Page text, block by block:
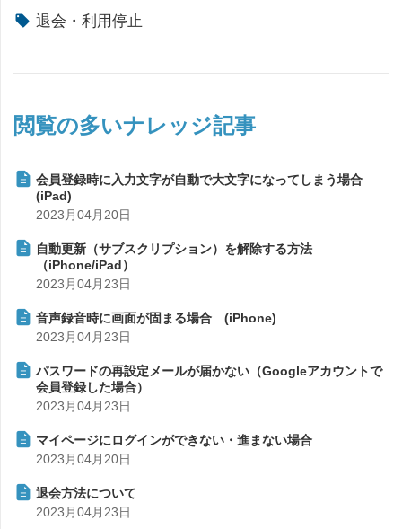
退会・利用停止
閲覧の多いナレッジ記事
会員登録時に入力文字が自動で大文字になってしまう場合
(iPad)
2023月04月20日
自動更新（サブスクリプション）を解除する方法
（iPhone/iPad）
2023月04月23日
音声録音時に画面が固まる場合 (iPhone)
2023月04月23日
パスワードの再設定メールが届かない（Googleアカウントで
会員登録した場合）
2023月04月23日
マイページにログインができない・進まない場合
2023月04月20日
退会方法について
2023月04月23日